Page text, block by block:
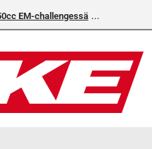
EM-challengessä